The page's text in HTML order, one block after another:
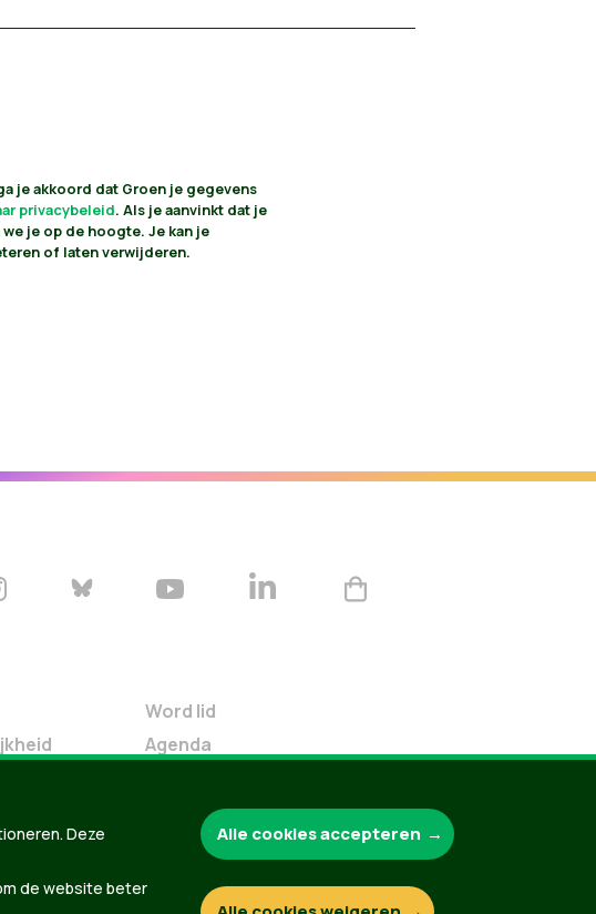
je akkoord dat Groen je gegevens
privacybeleid. Als je aanvinkt dat je
je op de hoogte. Je kan je
of laten verwijderen.
Word lid
Agenda
Verleng je lidmaatschap
Programma oktober 2024
Deze
de website beter
Alle cookies accepteren